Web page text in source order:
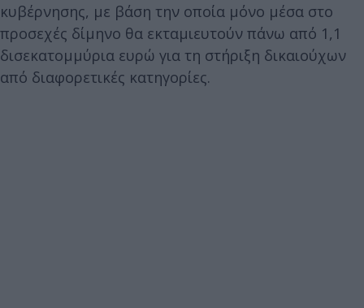
κυβέρνησης, με βάση την οποία μόνο μέσα στο
προσεχές δίμηνο θα εκταμιευτούν πάνω από 1,1
δισεκατομμύρια ευρώ για τη στήριξη δικαιούχων
από διαφορετικές κατηγορίες.